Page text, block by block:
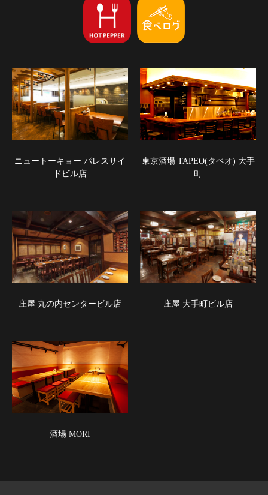
ニュートーキョー パレスサイ
ドビル店
東京酒場 TAPEO(タペオ) 大手
町
庄屋 丸の内センタービル店 庄屋 大手町ビル店
酒場 MORI